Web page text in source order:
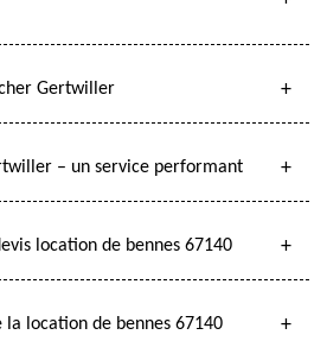
Gertwiller
– un service performant
location de bennes 67140
la location de bennes 67140